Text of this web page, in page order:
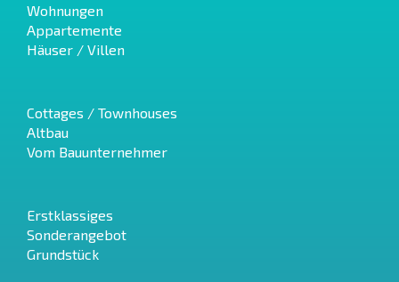
Wohnungen
Appartemente
Häuser / Villen
Cottages / Townhouses
Altbau
Vom Bauunternehmer
Erstklassiges
Sonderangebot
Grundstück